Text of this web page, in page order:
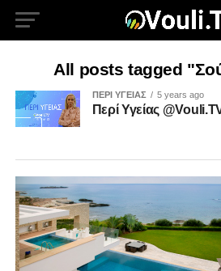
All posts tagged
ΠΕΡΙ ΥΓΕΙΑΣ 5 years ago
Περί Υγείας